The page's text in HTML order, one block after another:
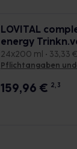
LOVITAL
energy
24x200 ml • 33,33 €
Pflichtangaben
159,96 € 2, 3